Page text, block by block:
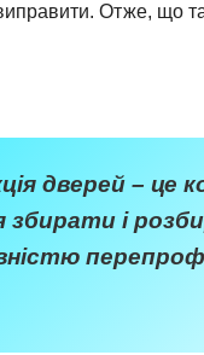
Отже, що
дверей – це
збирати і